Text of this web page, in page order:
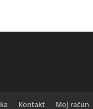
Kontakt Moj račun